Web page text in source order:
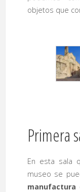
objetos que
Primera
En esta sala
museo se
manufactura